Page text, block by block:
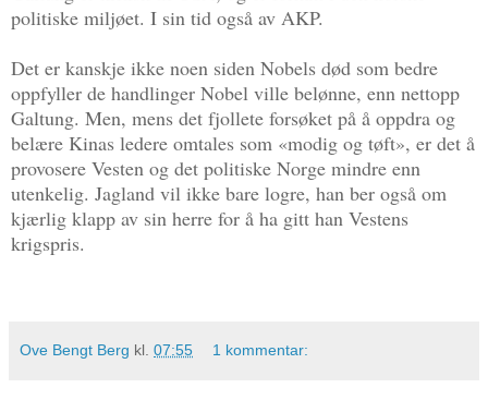
politiske miljøet. I sin tid også av AKP.
Det er kanskje ikke noen siden Nobels død som bedre
oppfyller de handlinger Nobel ville belønne, enn nettopp
Galtung. Men, mens det fjollete forsøket på å oppdra og
belære Kinas ledere omtales som «modig og tøft», er det å
provosere Vesten og det politiske Norge mindre enn
utenkelig. Jagland vil ikke bare logre, han ber også om
kjærlig klapp av sin herre for å ha gitt han Vestens
krigspris.
Ove Bengt Berg kl. 07:55 1 kommentar: